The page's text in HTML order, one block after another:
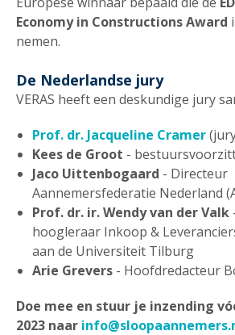
Economy in Constructions Award
nemen.
De Nederlandse jury
VERAS heeft een deskundige jury
Prof. dr. Jacqueline Cramer
Kees de Groot -
Jaco Uittenbogaard - Directeur
Aannemersfederatie Nederland
Prof. dr. ir. Wendy van der Valk
hoogleraar Inkoop &
aan de Universiteit Tilburg
Arie Grevers - Hoofdredacteur
Doe mee en stuur je inzending
2023 naar